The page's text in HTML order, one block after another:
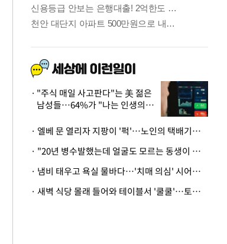
"주식 매일 사고판다"는 美 젊은
남성들…64%가 "나는 인생의
· 엘베 문 열리자 지팡이 '퍽'…노인의 택배기사 폭행 이유
· "20년 병수발했는데 얼굴도 모르는 동생이 유산 절반을"…배다른 형제 상속권 있을까
· 냄비 태우고 욕실 물바다…'치매 의심' 시어머니 검사 권유했다가 '날벼락'
· 새벽 식당 몰래 들어와 테이블서 '쿨쿨'…토사물 남기고 사라진 남성